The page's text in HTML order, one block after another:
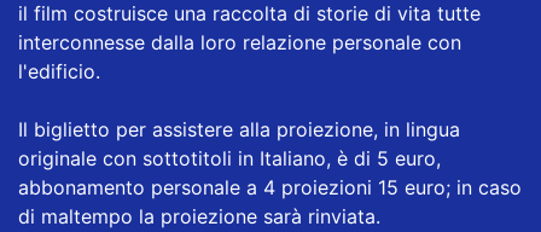
il film costruisce una raccolta di storie di vita tutte
interconnesse dalla loro relazione personale con
l'edificio.
Il biglietto per assistere alla proiezione, in lingua
originale con sottotitoli in Italiano, è di 5 euro,
abbonamento personale a 4 proiezioni 15 euro; in caso
di maltempo la proiezione sarà rinviata.